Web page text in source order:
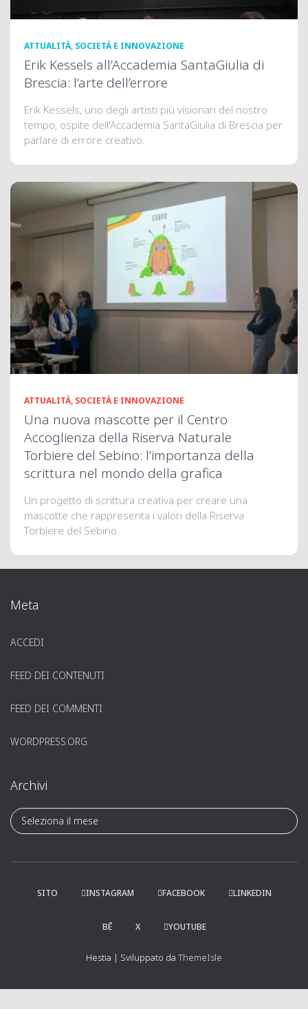
ATTUALITÀ, SOCIETÀ E INNOVAZIONE
Erik Kessels all’Accademia SantaGiulia di
Brescia: l’arte dell’errore
Erik Kessels, uno degli artisti più visionari del nostro
tempo, ospite dell'Accademia SantaGiulia di Brescia per
parlare di errore creativo.
ATTUALITÀ, SOCIETÀ E INNOVAZIONE
Una nuova mascotte per il Centro
Accoglienza della Riserva Naturale
Torbiere del Sebino: l’importanza della
scrittura nel mondo della grafica
Un progetto di scrittura creativa per creare una
mascotte che rappresenta i valori della Riserva
Torbiere del Sebino.
Meta
ACCEDI
FEED DEI CONTENUTI
FEED DEI COMMENTI
WORDPRESS.ORG
Archivi
A
r
h
SITO INSTAGRAM FACEBOOK LINKEDIN
BĒ X YOUTUBE
Hestia | Sviluppato da ThemeIsle